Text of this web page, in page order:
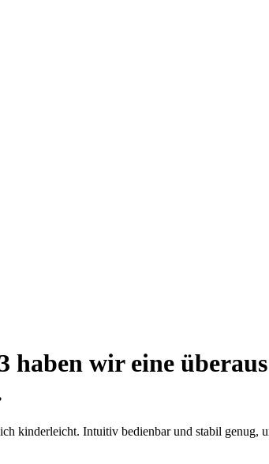
haben wir eine
kinderleicht. Intuitiv bedienbar und stabil